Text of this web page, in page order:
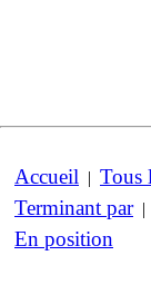
Accueil | Tous
Terminant par|
En position